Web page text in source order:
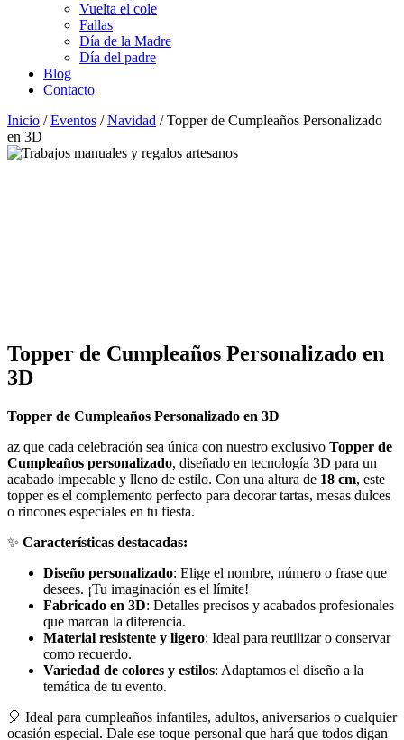
Vuelta el cole
Fallas
Día de la Madre
Día del padre
Blog
Contacto
Inicio /Eventos /Navidad / Topper de Cumpleaños Personalizado
en 3D
Topper de Cumpleaños Personalizado en
3D
Topper de Cumpleaños Personalizado en 3D
az que cada celebración sea única con nuestro exclusivo Topper de
Cumpleaños personalizado, diseñado en tecnología 3D para un
acabado impecable y lleno de estilo. Con una altura de 18 cm, este
topper es el complemento perfecto para decorar tartas, mesas dulces
o rincones especiales en tu fiesta.
✨ Características destacadas:
Diseño personalizado: Elige el nombre, número o frase que
desees. ¡Tu imaginación es el límite!
Fabricado en 3D: Detalles precisos y acabados profesionales
que marcan la diferencia.
Material resistente y ligero: Ideal para reutilizar o conservar
como recuerdo.
Variedad de colores y estilos: Adaptamos el diseño a la
temática de tu evento.
🎈 Ideal para cumpleaños infantiles, adultos, aniversarios o cualquier
ocasión especial. Dale ese toque personal que hará que todos digan